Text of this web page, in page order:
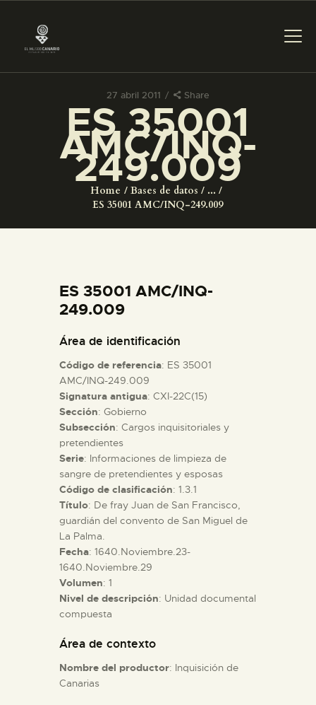
27 abril 2011 Share
ES 35001
AMC/INQ-
249.009
Home Bases de datos
...
ES 35001 AMC/INQ-249.009
PREPARAR LA VISITA
ACTIVIDADES
COLECCIONES
ESPAÑOL
PREPARAR LA VISITA
ACTIVIDADES
█
EL MUSEO
COLECCIONES
ESPAÑOL
ES 35001 AMC/INQ-
249.009
Área de identificación
Código de referencia: ES 35001
AMC/INQ-249.009
Signatura antigua: CXI-22C(15)
Sección: Gobierno
Subsección: Cargos inquisitoriales y
pretendientes
Serie: Informaciones de limpieza de
sangre de pretendientes y esposas
Código de clasificación: 1.3.1
Título: De fray Juan de San Francisco,
guardián del convento de San Miguel de
La Palma.
Fecha: 1640.Noviembre.23-
1640.Noviembre.29
Volumen: 1
Nivel de descripción: Unidad documental
compuesta
Área de contexto
Nombre del productor: Inquisición de
Canarias